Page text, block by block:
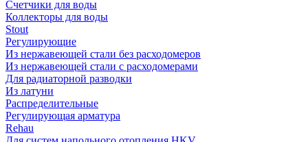
Счетчики для воды
Коллекторы для воды
Stout
Регулирующие
Из нержавеющей стали без расходомеров
Из нержавеющей стали с расходомерами
Для радиаторной разводки
Из латуни
Распределительные
Регулирующая арматура
Rehau